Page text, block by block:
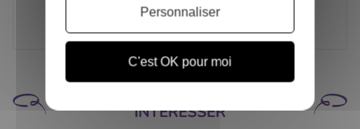
INTÉRESSER
C'est OK pour moi
Personnaliser